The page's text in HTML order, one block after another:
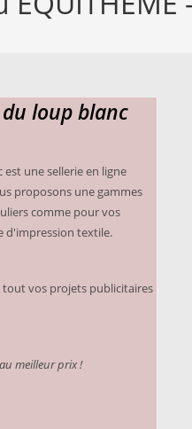
loup blanc
est une sellerie en ligne
proposons une gammes
comme pour vos
d'impression textile.
vos projets publicitaires
meilleur prix !